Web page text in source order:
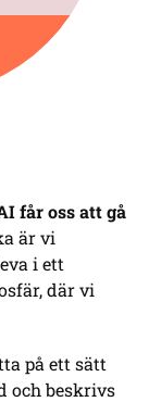
får oss att gå
är vi
i ett
där vi
på ett sätt
och beskrivs